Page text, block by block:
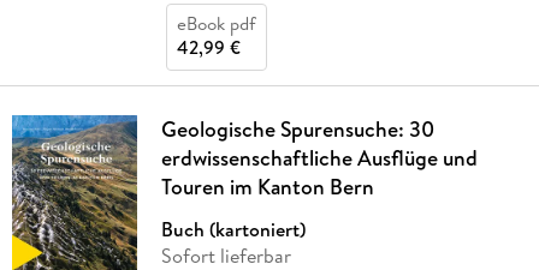
eBook pdf
42,99 €
Geologische Spurensuche: 30
erdwissenschaftliche Ausflüge und
Touren im Kanton Bern
Buch (kartoniert)
Sofort lieferbar